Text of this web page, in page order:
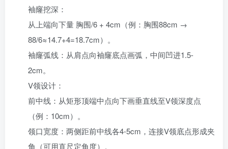
袖窿挖深‌：
从上端向下量 ‌胸围/6 + 4cm‌（例：胸围88cm →
88/6≈14.7+4=18.7cm）。
袖窿弧线：从肩点向袖窿底点画弧，中间凹进1.5-
2cm。
V领设计‌：
前中线：从矩形顶端中点向下画垂直线至V领深度点
（例：10cm）。
领口宽度：两侧距前中线各4-5cm，连接V领底点形成夹
角（可用直尺定角度）。